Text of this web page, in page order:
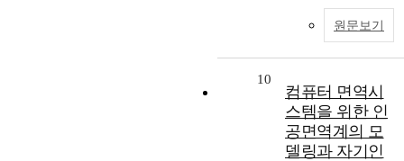
원문보기
10
컴퓨터 면역시
스템을 위한 인
공면역계의 모
델링과 자기인